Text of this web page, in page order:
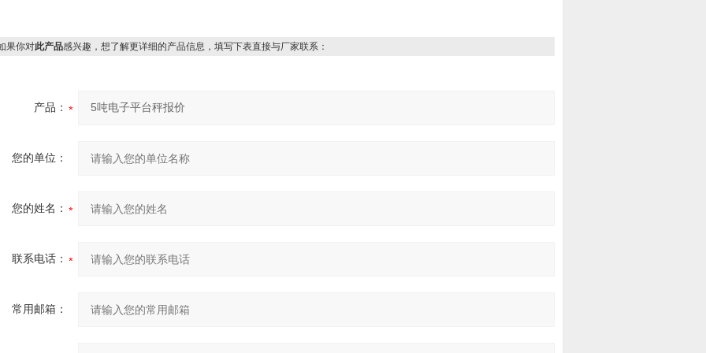
你对此产品感兴趣，想了解更详细的产品信息，填写下表直接与厂家联系：
产品：
您的单位：
您的姓名：
联系电话：
常用邮箱：